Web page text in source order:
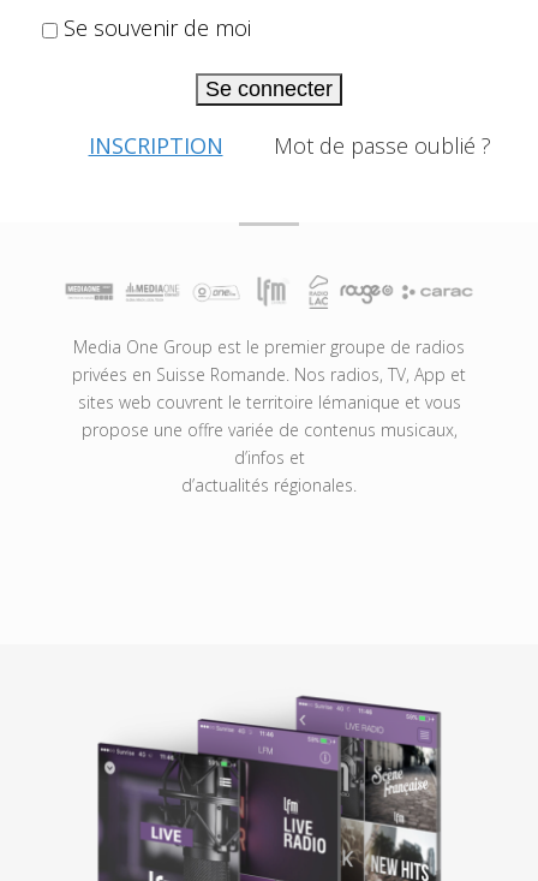
Se souvenir de moi
Se connecter
INSCRIPTION Mot de passe oublié ?
Media One Group est le premier groupe de radios
privées en Suisse Romande. Nos radios, TV, App et
sites web couvrent le territoire lémanique et vous
propose une offre variée de contenus musicaux,
d’infos et
d’actualités régionales.